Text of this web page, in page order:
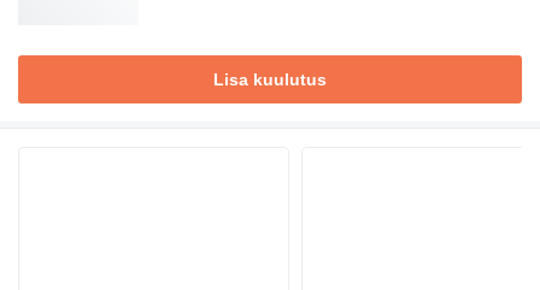
Lisa kuulutus